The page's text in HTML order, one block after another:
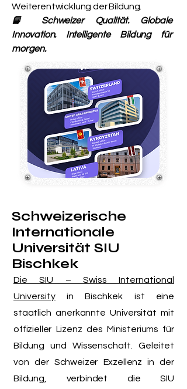
Weiterentwicklung der Bildung.
📘 Schweizer Qualität. Globale
Innovation. Intelligente Bildung für
morgen.
Schweizerische
Internationale
Universität SIU
Bischkek
Die SIU – Swiss International
University in Bischkek ist eine
staatlich anerkannte Universität mit
offizieller Lizenz des Ministeriums für
Bildung und Wissenschaft. Geleitet
von der Schweizer Exzellenz in der
Bildung, verbindet die SIU